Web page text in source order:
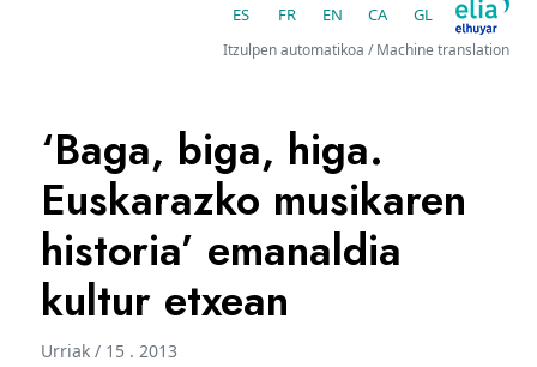
ES FR EN CA GL
Itzulpen automatikoa / Machine translation
‘Baga, biga, higa.
Euskarazko musikaren
historia’ emanaldia
kultur etxean
Urriak / 15 . 2013